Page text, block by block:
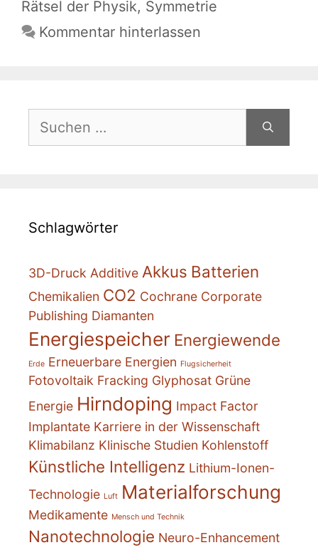
Rätsel der Physik, Symmetrie
Kommentar hinterlassen
nach:
Schlagwörter
3D-Druck Additive Akkus Batterien
Chemikalien CO2 Cochrane Corporate
Publishing Diamanten
Energiespeicher Energiewende
Erde Erneuerbare Energien Flugsicherheit
Fotovoltaik Fracking Glyphosat Grüne
Energie Hirndoping Impact Factor
Implantate Karriere in der Wissenschaft
Klimabilanz Klinische Studien Kohlenstoff
Künstliche Intelligenz Lithium-Ionen-
Technologie Luft Materialforschung
Medikamente Mensch und Technik
Nanotechnologie Neuro-Enhancement